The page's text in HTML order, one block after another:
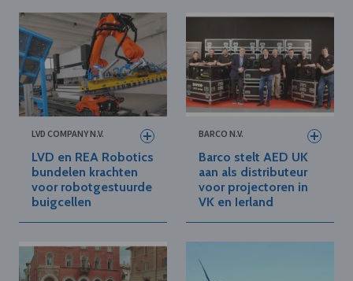
LVD COMPANY N.V.
LVD en REA Robotics
bundelen krachten
voor robotgestuurde
buigcellen
BARCO N.V.
Barco stelt AED UK
aan als distributeur
voor projectoren in
VK en Ierland